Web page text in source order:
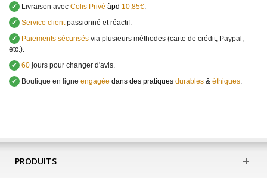
✔
Livraison avec Colis Privé àpd 10,85€.
✔ Service clientpassionné et réactif.
✔
Paiements sécurisés via plusieurs méthodes (carte de crédit, Paypal,
etc.).
✔ 60 jours pour changer d'avis.
✔
Boutique en ligne engagée dans des pratiques durables & éthiques.
PRODUITS